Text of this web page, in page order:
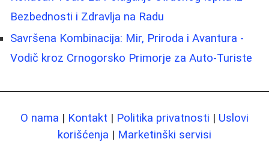
Bezbednosti i Zdravlja na Radu
Savršena Kombinacija: Mir, Priroda i Avantura -
Vodič kroz Crnogorsko Primorje za Auto-Turiste
O nama | Kontakt | Politika privatnosti | Uslovi
korišćenja | Marketinški servisi